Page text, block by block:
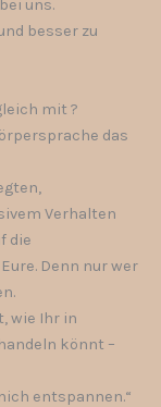
uns.
besser zu
mit ?
das
Verhalten
die
Denn nur wer
wie Ihr in
könnt –
entspannen.“